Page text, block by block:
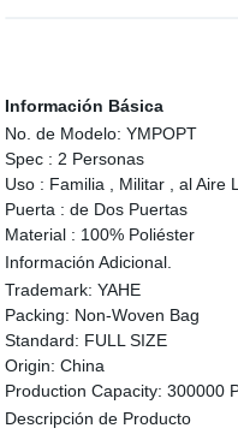
Información Básica
No. de Modelo: YMPOPT
Spec : 2 Personas
Uso : Familia , Militar , al Aire
Puerta : de Dos Puertas
Material : 100% Poliéster
Información Adicional.
Trademark: YAHE
Packing: Non-Woven Bag
Standard: FULL SIZE
Origin: China
Production Capacity: 300000
Descripción de Producto